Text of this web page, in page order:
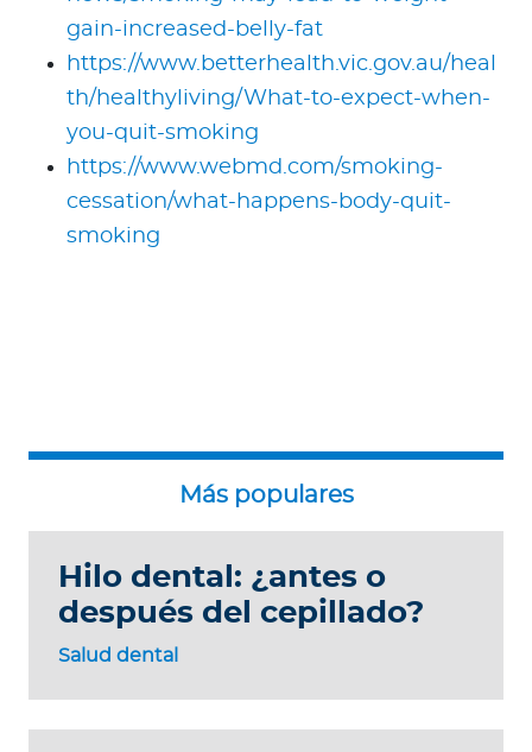
gain-increased-belly-fat
https://www.betterhealth.vic.gov.au/heal
th/healthyliving/What-to-expect-when-
you-quit-smoking
https://www.webmd.com/smoking-
cessation/what-happens-body-quit-
smoking
Salud dental
Hilo dental: ¿antes o
después del cepillado?